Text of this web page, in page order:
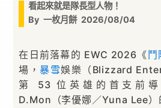
看起來就是隊長型人物！
By 一枚月餅 2026/08/04
在日前落幕的 EWC 2026《
場，暴雪娛樂（Blizzard
第 53 位英雄的首支前
D.Mon（李優娜／Yuna Lee）